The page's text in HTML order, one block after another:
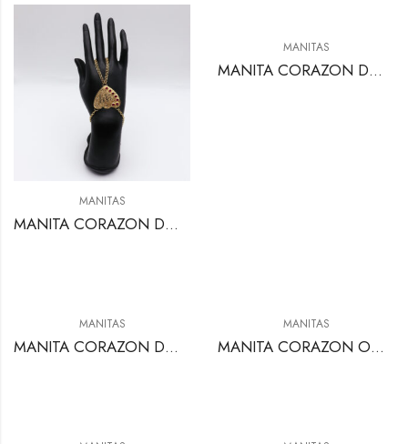
MANITAS
MANITA CORAZON DOBLE
MANITAS
MANITA CORAZON DOBLE
MANITAS
MANITA CORAZON DOBLE
MANITAS
MANITA CORAZON ONIX CHANEL